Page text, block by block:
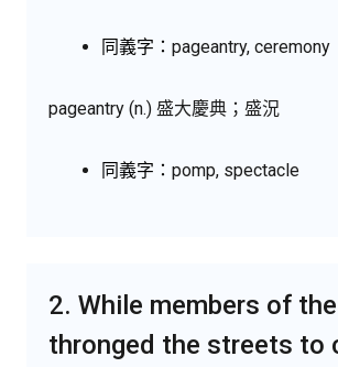
同義字： pageantry, ceremony
pageantry (n.) 盛大慶典；盛況
同義字： pomp, spectacle
2. While members of
thronged the streets to